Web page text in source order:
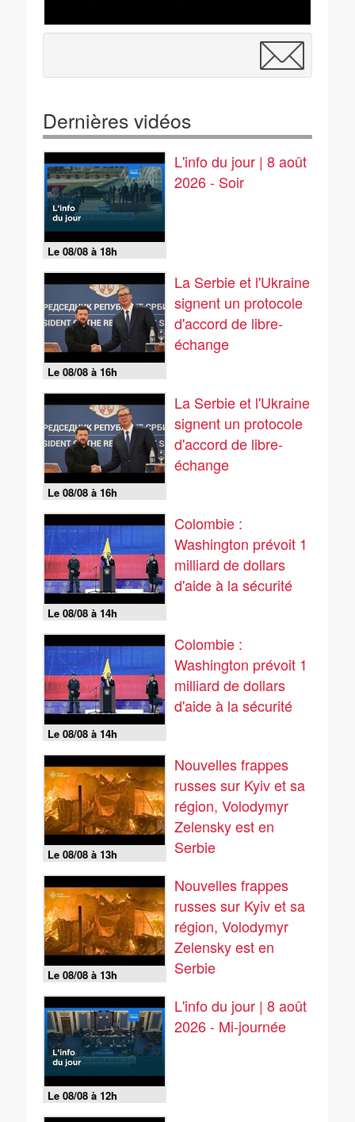
Dernières vidéos
Le 08/08 à 18h
L'info du jour | 8 août
2026 - Soir
Le 08/08 à 16h
La Serbie et l'Ukraine
signent un protocole
d'accord de libre-
échange
Le 08/08 à 16h
La Serbie et l'Ukraine
signent un protocole
d'accord de libre-
échange
Le 08/08 à 14h
Colombie :
Washington prévoit 1
milliard de dollars
d'aide à la sécurité
Le 08/08 à 14h
Colombie :
Washington prévoit 1
milliard de dollars
d'aide à la sécurité
Le 08/08 à 13h
Nouvelles frappes
russes sur Kyiv et sa
région, Volodymyr
Zelensky est en
Serbie
Le 08/08 à 13h
Nouvelles frappes
russes sur Kyiv et sa
région, Volodymyr
Zelensky est en
Serbie
Le 08/08 à 12h
L'info du jour | 8 août
2026 - Mi-journée